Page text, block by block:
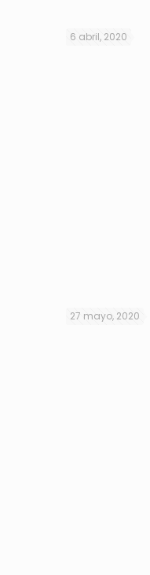
6 abril, 2020
27 mayo, 2020